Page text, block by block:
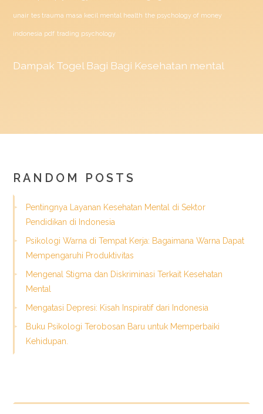
unair tes trauma masa kecil mental health the psychology of money
indonesia pdf trading psychology
DampakTogelBagi Bagi Kesehatan mental
RANDOM POSTS
Pentingnya Layanan Kesehatan Mental di Sektor
Pendidikan di Indonesia
Psikologi Warna di Tempat Kerja: Bagaimana Warna Dapat
Mempengaruhi Produktivitas
Mengenal Stigma dan Diskriminasi Terkait Kesehatan
Mental
Mengatasi Depresi: Kisah Inspiratif dari Indonesia
Buku Psikologi Terobosan Baru untuk Memperbaiki
Kehidupan.